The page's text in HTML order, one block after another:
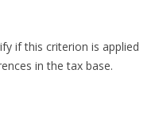
if this criterion is applied
in the tax base.